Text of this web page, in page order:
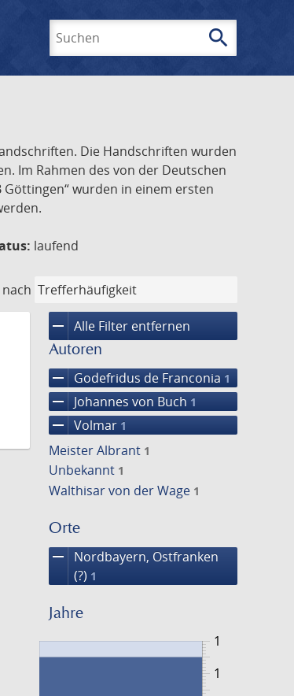
search
Die Handschriften wurden
Im Rahmen des von der Deutschen
wurden in einem ersten
laufend
remove Alle Filter entfernen
Autoren
remove Godefridus de Franconia 1
remove Johannes von Buch 1
remove Volmar 1
Meister Albrant 1
Unbekannt 1
Walthisar von der Wage 1
Orte
remove
Nordbayern, Ostfranken
(?) 1
Jahre
1
1